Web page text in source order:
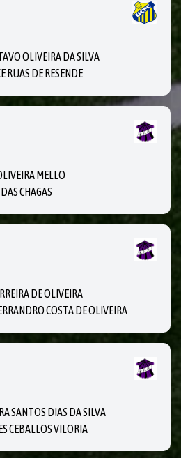
OLIVEIRA DA SILVA
RUAS DE RESENDE
MELLO
CHAGAS
DE OLIVEIRA
COSTA DE OLIVEIRA
SANTOS DIAS DA SILVA
CEBALLOS VILORIA